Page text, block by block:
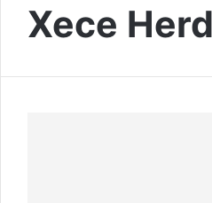
Xece